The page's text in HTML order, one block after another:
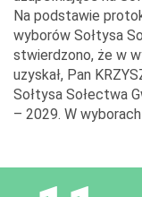
Na podstawie
wyborów Sołtysa
stwierdzono, że w
uzyskał, Pan
Sołtysa Sołectwa
– 2029. W wyborach